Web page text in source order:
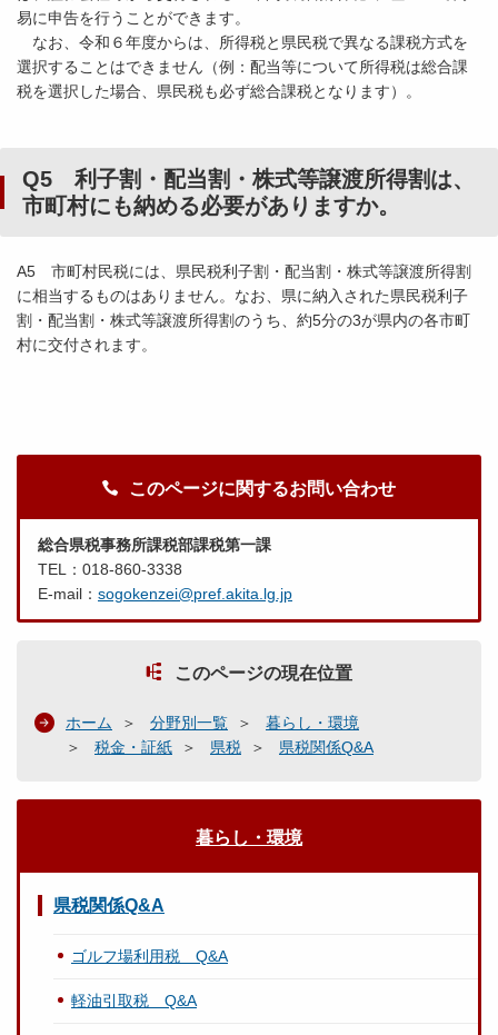
易に申告を行うことができます。
なお、令和６年度からは、所得税と県民税で異なる課税方式を
選択することはできません（例：配当等について所得税は総合課
税を選択した場合、県民税も必ず総合課税となります）。
Q5 利子割・配当割・株式等譲渡所得割は、
市町村にも納める必要がありますか。
A5 市町村民税には、県民税利子割・配当割・株式等譲渡所得割
に相当するものはありません。なお、県に納入された県民税利子
割・配当割・株式等譲渡所得割のうち、約5分の3が県内の各市町
村に交付されます。
このページに関するお問い合わせ
総合県税事務所課税部課税第一課
TEL：018-860-3338
E-mail： sogokenzei@pref.akita.lg.jp
このページの現在位置
ホーム 分野別一覧
暮らし・環境
税金・証紙
県税 県税関係Q&A
暮らし・環境
県税関係Q&A
ゴルフ場利用税 Q&A
軽油引取税 Q&A